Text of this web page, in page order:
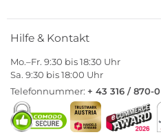
Hilfe & Kontakt
Mo.–Fr. 9:30 bis 18:30 Uhr
Sa. 9:30 bis 18:00 Uhr
Telefonnummer: + 43 316 / 870-0